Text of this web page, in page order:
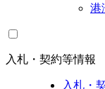
港
入札・契約等情報
入札・